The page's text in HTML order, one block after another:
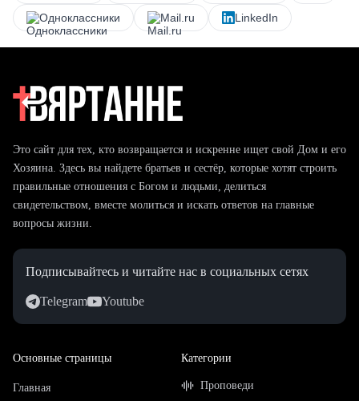
Одноклассники Mail.ru LinkedIn
Это сайт для тех, кто возвращается и искренне ищет свой Дом и его
Хозяина. Здесь вы найдете братьев и сестёр, которые хотят строить
правильные отношения с Богом и людьми, делиться
свидетельством, вместе молиться и искать ответов на главные
вопросы жизни.
Подписывайтесь и читайте нас в социальных сетях
Telegram Youtube
Основные страницы
Главная
Категории
Проповеди